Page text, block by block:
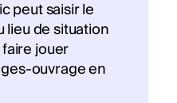
peut saisir le
lieu de situation
jouer
ouvrage en